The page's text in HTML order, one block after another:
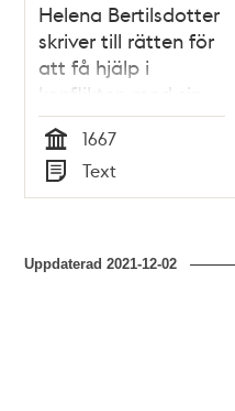
Helena Bertilsdotter
skriver till rätten för
att få hjälp i
konflikten med sin
syster 1667
Tid
1667
Typ
Text
Uppdaterad2021-12-02